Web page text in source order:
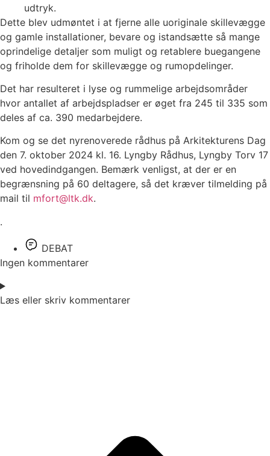
udtryk.
Dette blev udmøntet i at fjerne alle uoriginale skillevægge
og gamle installationer, bevare og istandsætte så mange
oprindelige detaljer som muligt og retablere buegangene
og friholde dem for skillevægge og rumopdelinger.
Det har resulteret i lyse og rummelige arbejdsområder
hvor antallet af arbejdspladser er øget fra 245 til 335 som
deles af ca. 390 medarbejdere.
Kom og se det nyrenoverede rådhus på Arkitekturens Dag
den 7. oktober 2024 kl. 16. Lyngby Rådhus, Lyngby Torv 17
ved hovedindgangen. Bemærk venligst, at der er en
begrænsning på 60 deltagere, så det kræver tilmelding på
mail til mfort@ltk.dk.
.
DEBAT
Ingen kommentarer
Læs eller skriv kommentarer